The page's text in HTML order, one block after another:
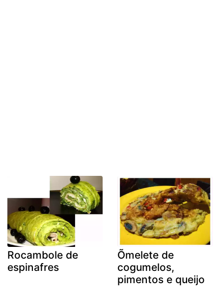
Rocambole de
espinafres
Õmelete de
cogumelos,
pimentos e queijo